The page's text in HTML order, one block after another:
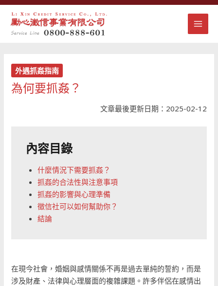
跳
外遇抓姦指南
為何要抓姦？
文章最後更新日期：2025-02-12
內容目錄
什麼情況下需要抓姦？
抓姦的合法性與注意事項
抓姦的影響與心理準備
徵信社可以如何幫助你？
結論
在現今社會，婚姻與感情關係不再是過去單純的誓約，而是
涉及財產、法律與心理層面的複雜課題。許多伴侶在感情出